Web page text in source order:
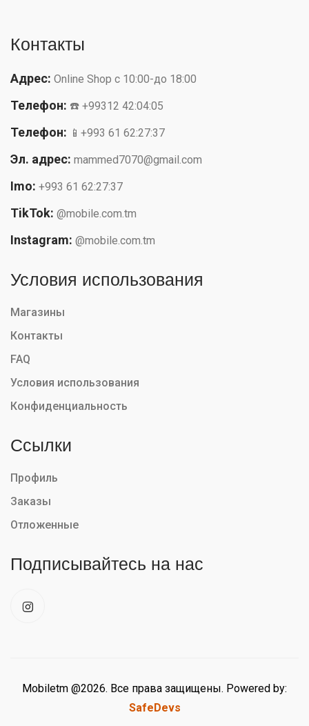
Контакты
Адрес: Online Shop с 10:00-до 18:00
Телефон: ☎️ +99312 42:04:05
Телефон: 📱+993 61 62:27:37
Эл. адрес: mammed7070@gmail.com
Imo: +993 61 62:27:37
TikTok: @mobile.com.tm
Instagram: @mobile.com.tm
Условия использования
Магазины
Контакты
FAQ
Условия использования
Конфиденциальность
Ссылки
Профиль
Заказы
Отложенные
Подписывайтесь на нас
Mobiletm @2026. Все права защищены. Powered by:
SafeDevs